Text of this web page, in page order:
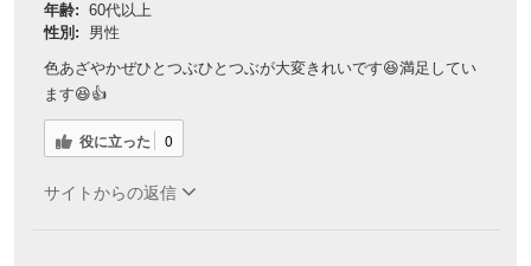
年齢: 60代以上
性別:
男性
色あざやかぜひとつぶひとつぶが大変きれいです😆満足してい
ます😆👍
役に立った 0
サイトからの返信